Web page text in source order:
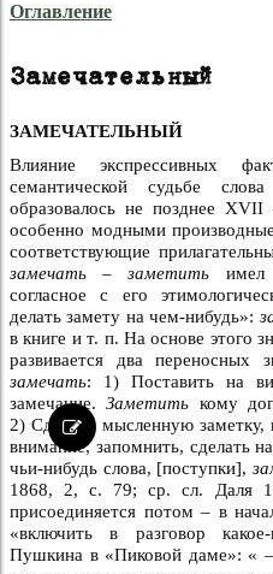
Оглавление
Замечательный
ЗАМЕЧАТЕЛЬНЫЙ
Влияние экспрессивных
семантической судьбе
образовалось не позднее
особенно модными
соответствующие
замечать – заметить имел
согласное с его
делать замету на чем-нибудь»:
в книге и т. п. На основе этого
развивается два переносных
замечать: 1) Поставить на
замечание.Заметить кому
2) Сделать мысленную заметку,
внимание, запомнить, сделать
чьи-нибудь слова, [поступки],
1868, 2, с. 79; ср. сл. Даля
присоединяется потом – в
«включить в разговор
Пушкина в «Пиковой даме»: «